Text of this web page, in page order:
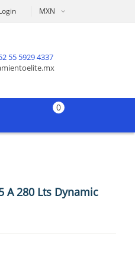
MXN
55 5929 4337
0
A 280 Lts Dynamic